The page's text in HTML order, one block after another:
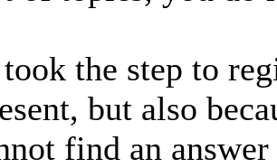
the step to
but also
find an